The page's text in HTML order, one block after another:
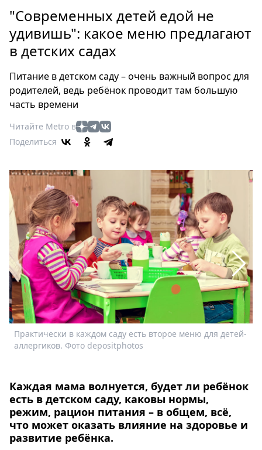
Россия
Мир
Здоровье
Туризм
Мода
Кино
Афиша
Выставки
Пресс-
релизы
О
Metro
Стримы
Спецпроекты
Звезды
Выборы
2026
Скачай
Metro
"Современных детей едой не
удивишь": какое меню предлагают
в детских садах
Питание в детском саду – очень важный вопрос для
родителей, ведь ребёнок проводит там большую
часть времени
Читайте Metro в
Поделиться
Практически в каждом саду есть второе меню для детей-
аллергиков. Фото depositphotos
Каждая мама волнуется, будет ли ребёнок
есть в детском саду, каковы нормы,
режим, рацион питания – в общем, всё,
что может оказать влияние на здоровье и
развитие ребёнка.